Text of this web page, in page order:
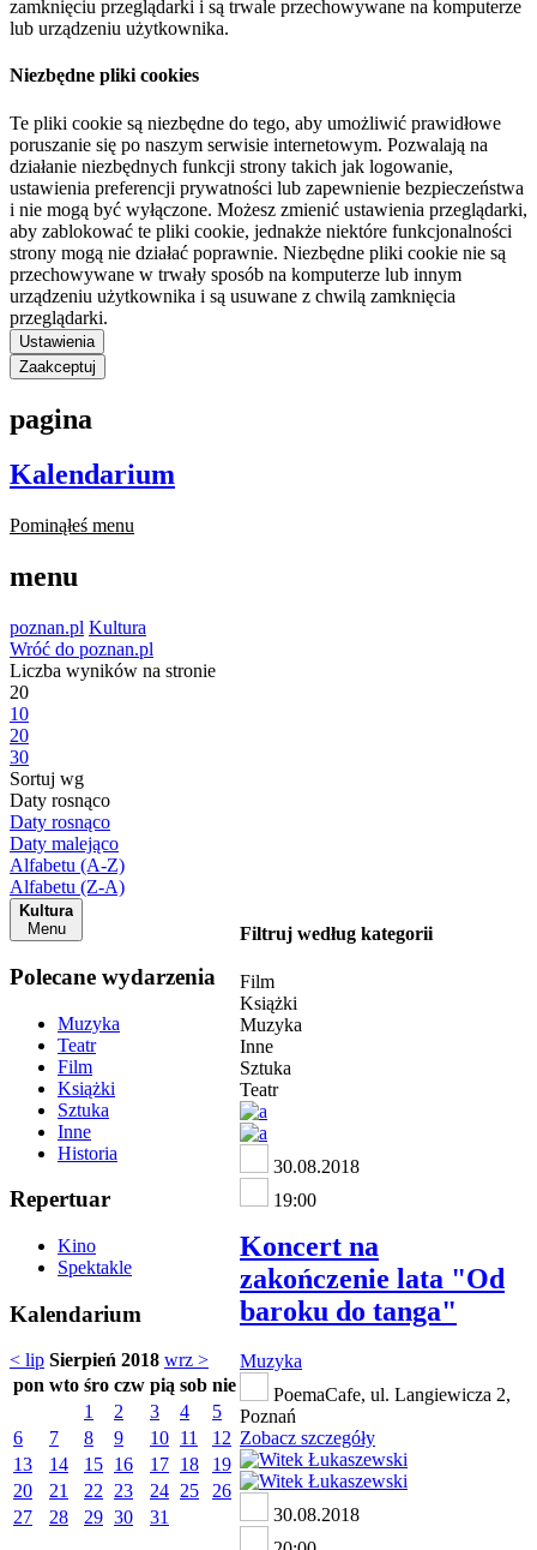
zamknięciu przeglądarki i są trwale przechowywane na komputerze
lub urządzeniu użytkownika.
Niezbędne pliki cookies
Te pliki cookie są niezbędne do tego, aby umożliwić prawidłowe
poruszanie się po naszym serwisie internetowym. Pozwalają na
działanie niezbędnych funkcji strony takich jak logowanie,
ustawienia preferencji prywatności lub zapewnienie bezpieczeństwa
i nie mogą być wyłączone. Możesz zmienić ustawienia przeglądarki,
aby zablokować te pliki cookie, jednakże niektóre funkcjonalności
strony mogą nie działać poprawnie. Niezbędne pliki cookie nie są
przechowywane w trwały sposób na komputerze lub innym
urządzeniu użytkownika i są usuwane z chwilą zamknięcia
przeglądarki.
Ustawienia
Zaakceptuj
pagina
Kalendarium
Pominąłeś menu
menu
poznan.pl Kultura
Wróć do poznan.pl
Liczba wyników na stronie
20
10
20
30
Sortuj wg
Daty rosnąco
Daty rosnąco
Daty malejąco
Alfabetu (A-Z)
Alfabetu (Z-A)
Kultura
Menu
Polecane wydarzenia
Muzyka
Teatr
Film
Książki
Sztuka
Inne
Historia
Repertuar
Kino
Spektakle
Kalendarium
< lip Sierpień 2018 wrz >
pon wto śro czw pią sob nie
1
2 3 4
5
6
7 8 9 10 11
12
13
14 15 16 17 18
19
20
21 22 23 24 25
26
27
28 29 30 31
Filtruj według kategorii
Film
Książki
Muzyka
Inne
Sztuka
Teatr
30.08.2018
19:00
Koncert na
zakończenie lata "Od
baroku do tanga"
Muzyka
PoemaCafe, ul. Langiewicza 2,
Poznań
Zobacz szczegóły
30.08.2018